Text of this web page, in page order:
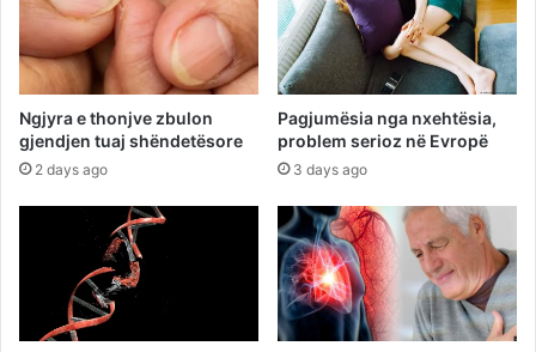
Ngjyra e thonjve zbulon
gjendjen tuaj shëndetësore
2 days ago
Pagjumësia nga nxehtësia,
problem serioz në Evropë
3 days ago